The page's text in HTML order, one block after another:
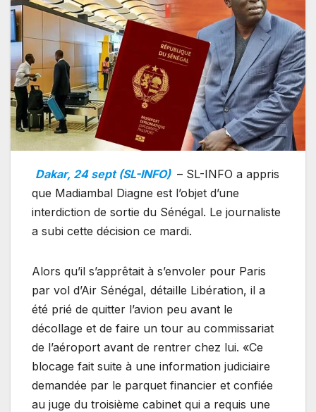
Dakar, 24 sept (SL-INFO) – SL-INFO a appris
que Madiambal Diagne est l’objet d’une
interdiction de sortie du Sénégal. Le journaliste
a subi cette décision ce mardi.
Alors qu’il s’apprêtait à s’envoler pour Paris
par vol d’Air Sénégal, détaille Libération, il a
été prié de quitter l’avion peu avant le
décollage et de faire un tour au commissariat
de l’aéroport avant de rentrer chez lui. «Ce
blocage fait suite à une information judiciaire
demandée par le parquet financier et confiée
au juge du troisième cabinet qui a requis une